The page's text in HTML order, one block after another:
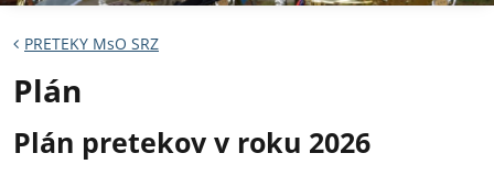
PRETEKY MsO SRZ
Plán
Plán pretekov v roku 2026